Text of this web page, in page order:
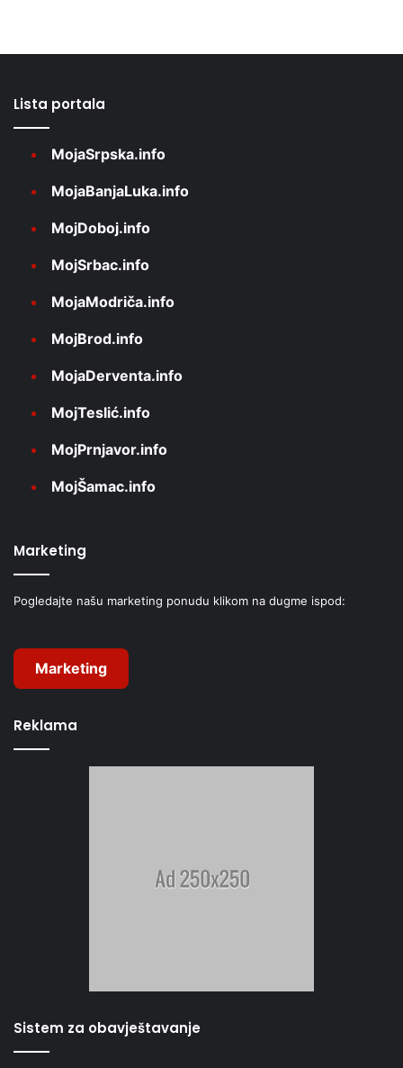
Lista portala
MojaSrpska.info
MojaBanjaLuka.info
MojDoboj.info
MojSrbac.info
MojaModriča.info
MojBrod.info
MojaDerventa.info
MojTeslić.info
MojPrnjavor.info
MojŠamac.info
Marketing
Pogledajte našu marketing ponudu klikom na dugme ispod:
Marketing
Reklama
Sistem za obavještavanje